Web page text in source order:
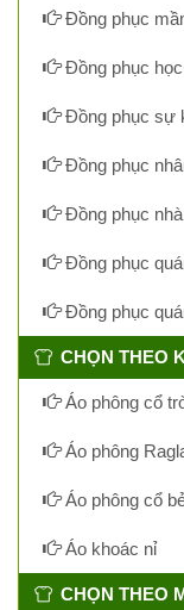
Đồng phục
Đồng phục
Đồng phục sự
Đồng phục
Đồng phục
Đồng phục
Đồng phục
CHỌN THEO
Áo phông cổ
Áo phông
Áo phông cổ
Áo khoác nỉ
CHỌN THEO